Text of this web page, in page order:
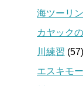
海ツーリ
カヤック
川練習 (57)
エスキモ